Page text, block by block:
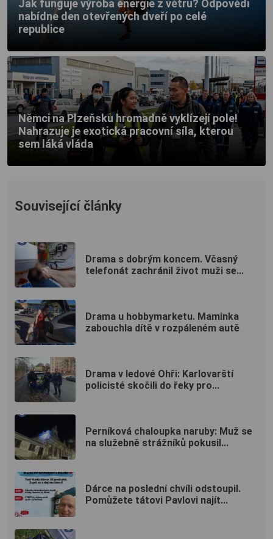
Jak funguje výroba energie z větru? Odpovědi
nabídne den otevřených dveří po celé
republice
Němci na Plzeňsku hromadně vyklízejí pole!
Nahrazuje je exotická pracovní síla, kterou
sem láká vláda
Související články
Drama s dobrým koncem. Včasný
telefonát zachránil život muži se...
Drama u hobbymarketu. Maminka
zabouchla dítě v rozpáleném autě
Drama v ledové Ohři: Karlovarští
policisté skočili do řeky pro...
Perníková chaloupka naruby: Muž se
na služebně strážníků pokusil...
Dárce na poslední chvíli odstoupil.
Pomůžete tátovi Pavlovi najít...